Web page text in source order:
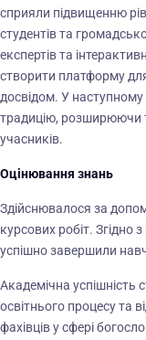
сприяли підвищенню
студентів та
експертів та
створити платформу
досвідом. У
традицію, розширюючи
учасників.
Оцінювання знань
Здійснювалося за
курсових робіт. Згідно
успішно завершили
Академічна успішність
освітнього процесу та
фахівців у сфері